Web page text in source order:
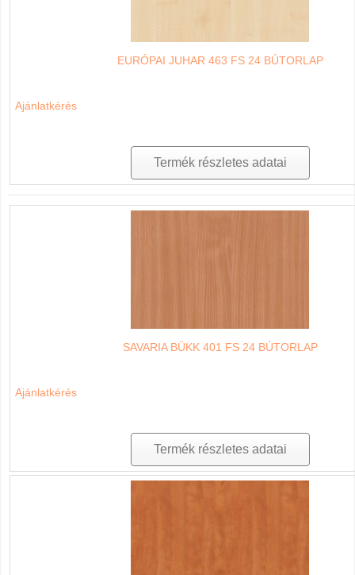
EURÓPAI JUHAR 463 FS 24 BÚTORLAP
Ajánlatkérés
Termék részletes adatai
SAVARIA BÜKK 401 FS 24 BÚTORLAP
Ajánlatkérés
Termék részletes adatai